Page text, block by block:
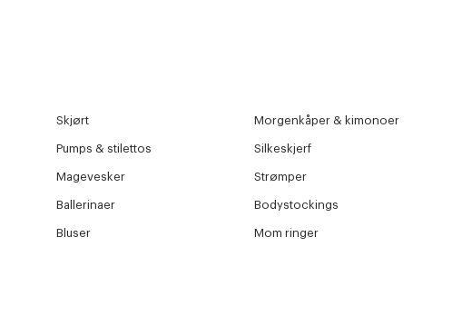
Skjørt Morgenkåper & kimonoer
Pumps & stilettos Silkeskjerf
Magevesker Strømper
Ballerinaer Bodystockings
Bluser Mom ringer